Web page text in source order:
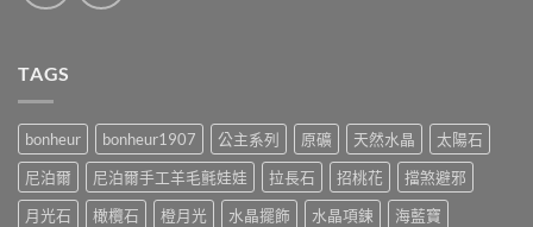
TAGS
bonheur bonheur1907 公主系列 原礦 天然水晶
太陽石
尼泊爾
尼泊爾手工羊毛氈娃娃 拉長石 招桃花
擋煞避邪
月光石
橄欖石 橙月光 水晶擺飾 水晶項鍊
海藍寶